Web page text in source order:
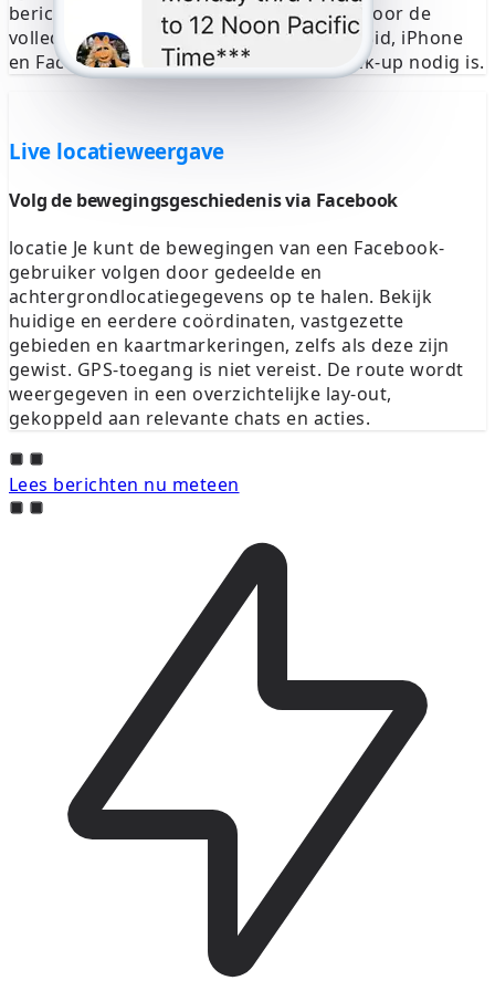
bericht is verwijderd" wordt vervangen door de
volledige inhoud. Herstel werkt op Android, iPhone
en Facebook Web zonder dat er een back-up nodig is.
Live locatieweergave
Volg de bewegingsgeschiedenis via Facebook
locatie Je kunt de bewegingen van een Facebook-
gebruiker volgen door gedeelde en
achtergrondlocatiegegevens op te halen. Bekijk
huidige en eerdere coördinaten, vastgezette
gebieden en kaartmarkeringen, zelfs als deze zijn
gewist. GPS-toegang is niet vereist. De route wordt
weergegeven in een overzichtelijke lay-out,
gekoppeld aan relevante chats en acties.
Lees berichten nu meteen